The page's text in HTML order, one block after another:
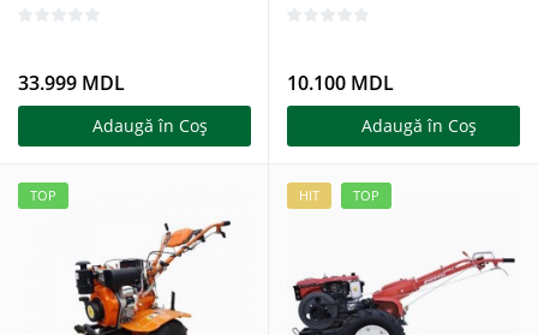
33.999 MDL
Adaugă în Coş
10.100 MDL
Adaugă în Coş
TOP HIT TOP